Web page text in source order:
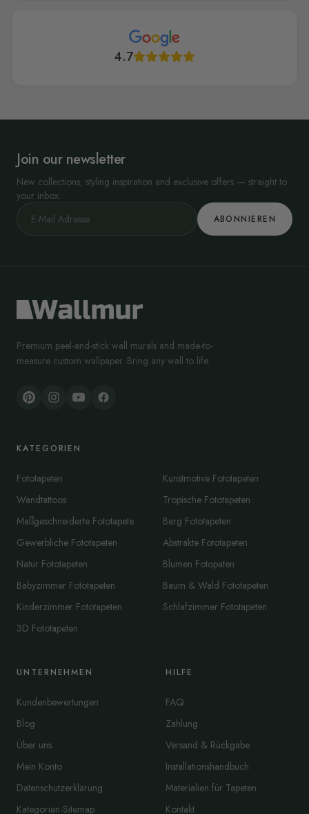
4.7
Join our newsletter
New collections, styling inspiration and exclusive offers — straight to
your inbox.
ABONNIEREN
Premium peel-and-stick wall murals and made-to-
measure custom wallpaper. Bring any wall to life.
KATEGORIEN
Fototapeten
Wandtattoos
Maßgeschneiderte Fototapete
Gewerbliche Fototapeten
Natur Fototapeten
Babyzimmer Fototapeten
Kinderzimmer Fototapeten
3D Fototapeten
Kunstmotive Fototapeten
Tropische Fototapeten
Berg Fototapeten
Abstrakte Fototapeten
Blumen Fotopaten
Baum & Wald Fototapeten
Schlafzimmer Fototapeten
UNTERNEHMEN
Kundenbewertungen
Blog
Über uns
Mein Konto
Datenschutzerklärung
Kategorien-Sitemap
HILFE
FAQ
Zahlung
Versand & Rückgabe
Installationshandbuch
Materialien für Tapeten
Kontakt